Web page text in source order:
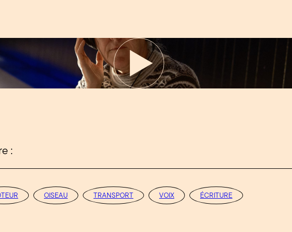
:
OISEAU TRANSPORT VOIX ÉCRITURE